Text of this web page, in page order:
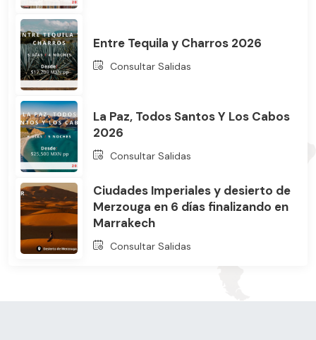
Entre Tequila y Charros 2026
Consultar Salidas
La Paz, Todos Santos Y Los Cabos
2026
Consultar Salidas
Ciudades Imperiales y desierto de
Merzouga en 6 días finalizando en
Marrakech
Consultar Salidas